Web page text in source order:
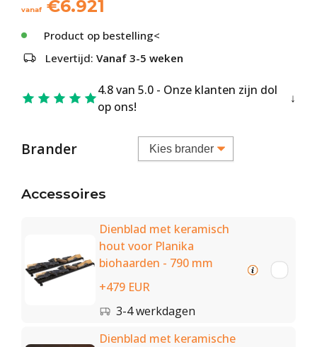
vanaf €6.921
Product op bestelling<
Levertijd: Vanaf 3-5 weken
4.8 van 5.0 - Onze klanten zijn dol
op ons!
Brander
Accessoires
Dienblad met keramisch
hout voor Planika
biohaarden - 790 mm
+479 EUR
3-4 werkdagen
Dienblad met keramische